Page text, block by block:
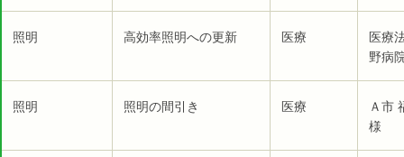
照明 高効率照明への更新 医療
医療
野病
照明 照明の間引き 医療
Ａ市
様